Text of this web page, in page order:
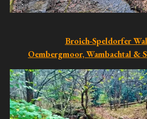
Broich-Speldorfer
Oembergmoor, Wambachtal &